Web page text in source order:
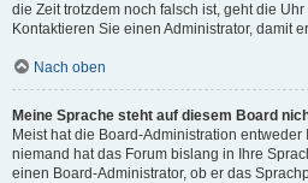
die Zeit trotzdem noch falsch ist, geht die
Kontaktieren Sie einen Administrator, damit
Nach oben
Meine Sprache steht auf diesem Board
Meist hat die Board-Administration
niemand hat das Forum bislang in Ihre
einen Board-Administrator, ob er das